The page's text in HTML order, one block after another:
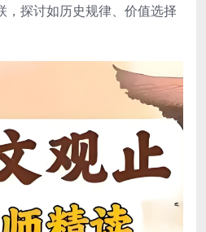
，探讨如历史规律、价值选择